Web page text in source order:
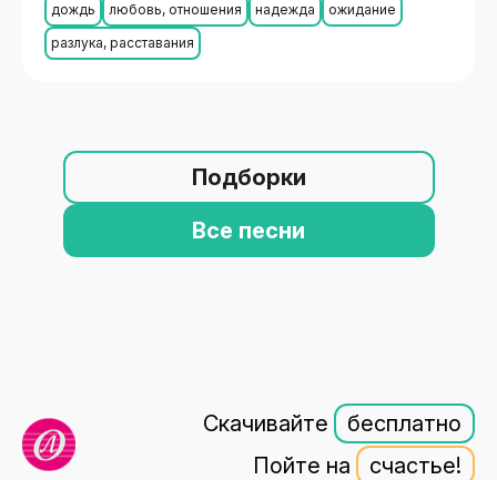
дождь любовь, отношения надежда
ожидание
разлука, расставания
Подборки
Все песни
Скачивайте
бесплатно
Пойте на
счастье!